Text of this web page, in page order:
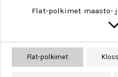
Flat-polkimet maasto-
Flat-polkimet